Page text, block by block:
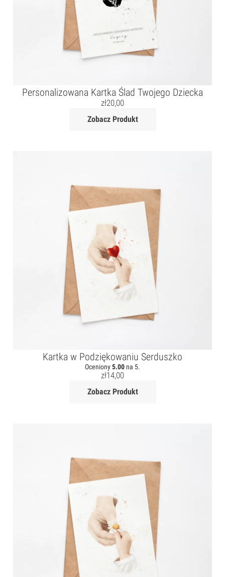
Personalizowana Kartka Ślad Twojego Dziecka
zł20,00
Zobacz Produkt
Kartka w Podziękowaniu Serduszko
Oceniony5.00 na 5.
zł14,00
Zobacz Produkt